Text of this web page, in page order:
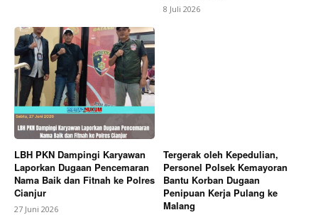
8 Juli 2026
LBH PKN Dampingi Karyawan
Laporkan Dugaan Pencemaran
Nama Baik dan Fitnah ke Polres
Cianjur
27 Juni 2026
Tergerak oleh Kepedulian,
Personel Polsek Kemayoran
Bantu Korban Dugaan
Penipuan Kerja Pulang ke
Malang